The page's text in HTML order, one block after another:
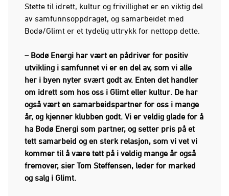
Støtte til idrett, kultur og frivillighet er en viktig del
av samfunnsoppdraget, og samarbeidet med
Bodø/Glimt er et tydelig uttrykk for nettopp dette.
– Bodø Energi har vært en pådriver for positiv
utvikling i samfunnet vi er en del av, som vi alle
her i byen nyter svært godt av. Enten det handler
om idrett som hos oss i Glimt eller kultur. De har
også vært en samarbeidspartner for oss i mange
år, og kjenner klubben godt. Vi er veldig glade for å
ha Bodø Energi som partner, og setter pris på et
tett samarbeid og en sterk relasjon, som vi vet vi
kommer til å være tett på i veldig mange år også
fremover, sier Tom Steffensen, leder for marked
og salg i Glimt.